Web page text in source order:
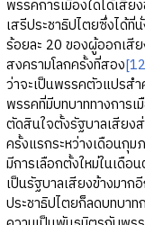
พรรคการเมืองใดได้เสีย
เสรีประชาธิปไตยซึ่งได้
ร้อยละ 20 ของผู้ออกเสี
สงครามโลกครั้งที่สอง
ว่าจะเป็นพรรคตัวแปรส
พรรคที่มีบทบาททางการ
ตัดสินใจตั้งรัฐบาลเสีย
ครั้งแรกระหว่างเดือนกุ
มีการเลือกตั้งใหม่ในเดือ
เป็นรัฐบาลเสียงข้างมา
ประชาธิปไตยก็ลดบทบา